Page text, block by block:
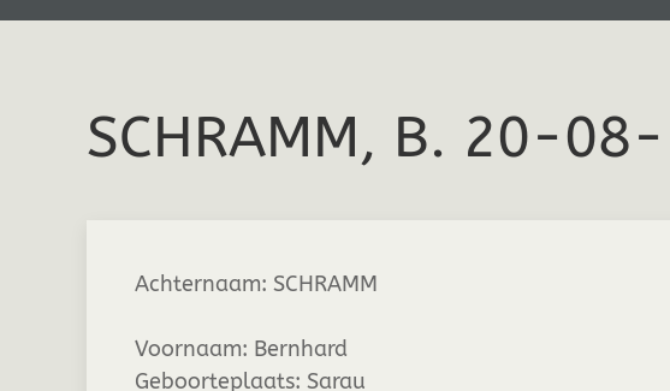
SCHRAMM, B. 20-
Achternaam: SCHRAMM
Voornaam: Bernhard
Geboorteplaats: Sarau